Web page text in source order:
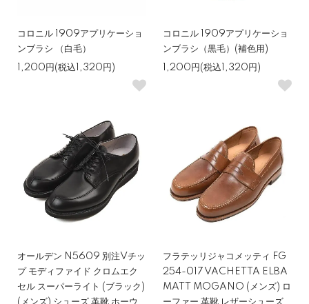
コロニル 1909アプリケーショ
ンブラシ （白毛）
1,200円(税込1,320円)
コロニル 1909アプリケーショ
ンブラシ（黒毛）(補色用)
1,200円(税込1,320円)
オールデン N5609 別注Vチッ
プ モディファイド クロムエク
セル スーパーライト (ブラック)
(メンズ) シューズ 革靴 ホーウ
フラテッリジャコメッティ FG
254-017 VACHETTA ELBA
MATT MOGANO (メンズ) ロ
ーファー 革靴 レザーシューズ